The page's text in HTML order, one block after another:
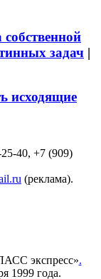
задач |
исходящие
40, +7 (909)
(реклама).
экспресс».
1999 года.